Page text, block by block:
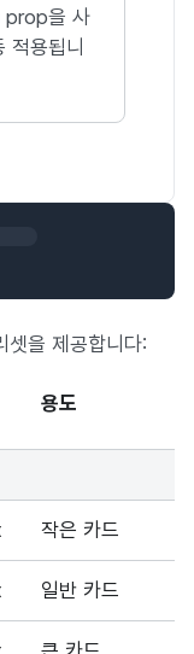
prop을 사
적용됩니
을 제공합니다:
용도
작은 카드
일반 카드